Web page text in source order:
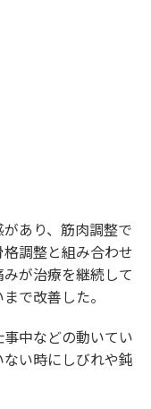
あり、筋肉調整で
調整と組み合わせ
が治療を継続して
で改善した。
中などの動いてい
い時にしびれや鈍